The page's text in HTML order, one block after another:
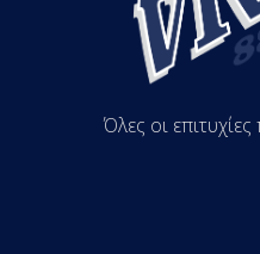
Όλες οι